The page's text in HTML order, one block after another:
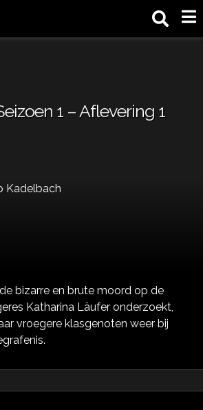
1 – Aflevering 1
Kadelbach
bizarre en brute moord op de
Katharina Läufer onderzoekt,
vroegere klasgenoten weer bij